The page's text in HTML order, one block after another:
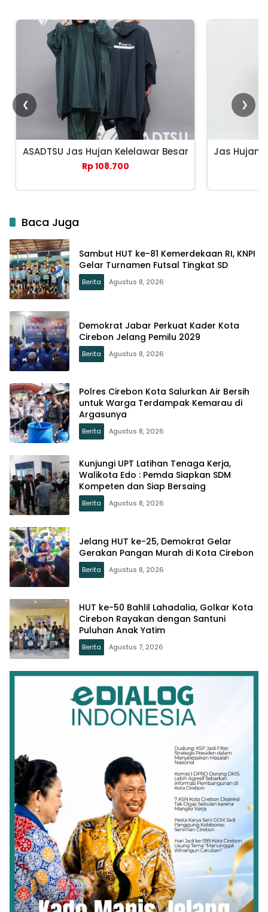
❮
ASADTSU Jas Hujan Kelelawar Besar
Rp 108.700
Jas Hujan
❯
Baca Juga
Sambut HUT ke-81 Kemerdekaan RI, KNPI
Gelar Turnamen Futsal Tingkat SD
Berita Agustus 8, 2026
Demokrat Jabar Perkuat Kader Kota
Cirebon Jelang Pemilu 2029
Berita Agustus 8, 2026
Polres Cirebon Kota Salurkan Air Bersih
untuk Warga Terdampak Kemarau di
Argasunya
Berita Agustus 8, 2026
Kunjungi UPT Latihan Tenaga Kerja,
Walikota Edo : Pemda Siapkan SDM
Kompeten dan Siap Bersaing
Berita Agustus 8, 2026
Jelang HUT ke-25, Demokrat Gelar
Gerakan Pangan Murah di Kota Cirebon
Berita Agustus 8, 2026
HUT ke-50 Bahlil Lahadalia, Golkar Kota
Cirebon Rayakan dengan Santuni
Puluhan Anak Yatim
Berita Agustus 7, 2026